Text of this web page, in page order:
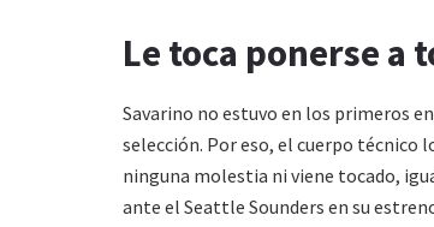
Le toca ponerse a
Savarino no estuvo en los primeros
selección. Por eso, el cuerpo técnico
ninguna molestia ni viene tocado,
ante el Seattle Sounders en su